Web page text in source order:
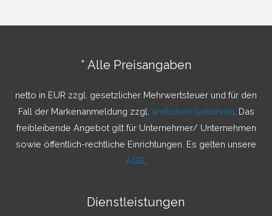
* Alle Preisangaben
netto in EUR zzgl. gesetzlicher Mehrwertsteuer und für den
Fall der Markenanmeldung zzgl. amtlichen Gebühren . Das
freibleibende Angebot gilt für Unternehmer/ Unternehmen
sowie öffentlich-rechtliche Einrichtungen. Es gelten unsere
AGB
Dienstleistungen